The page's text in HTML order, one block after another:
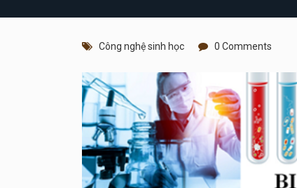
Công nghệ sinh học 0 Comments